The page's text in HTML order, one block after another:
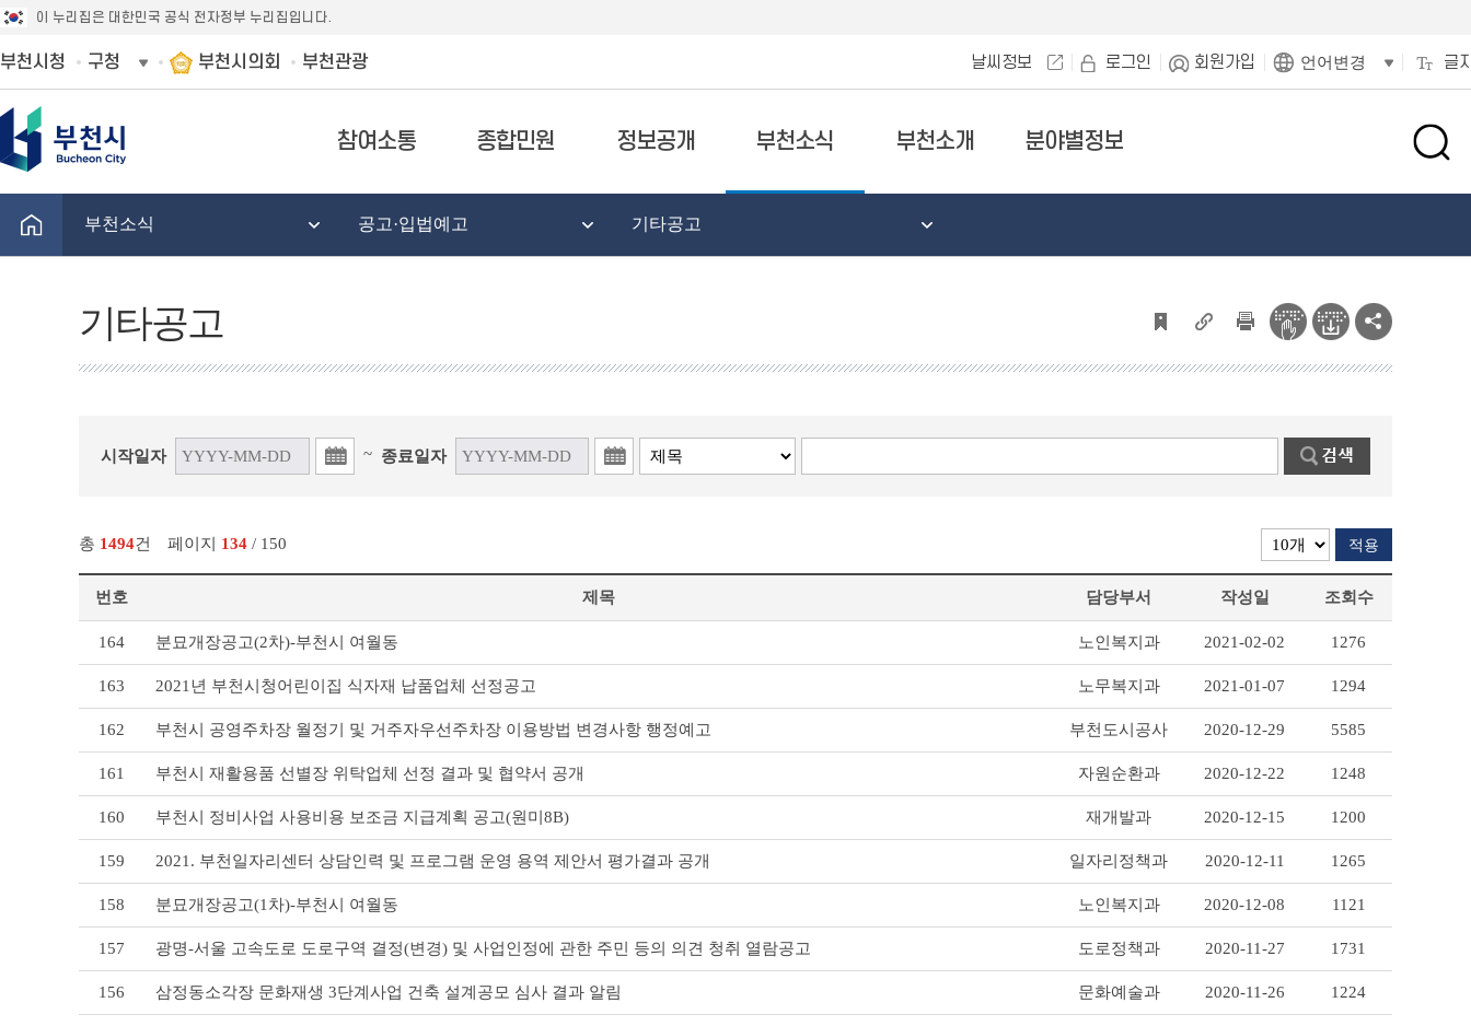
이 누리집은 대한민국 공식 전자정부 누리집입니다.
부천시청 구청 부천시의회 부천관광 날씨정보 로그인 회원가입 언어변경 글
참여소통 종합민원 정보공개 부천소식 부천소개 분야별정보
검
창
부천소식 공고·입법예고 기타공고
기타공고
시작일자 ~ 종료일자
총 1494건 페이지 134 / 150 적용
트
이
번호 제목 담당부서 작성일 조회수
164 분묘개장공고(2차)-부천시 여월동 노인복지과 2021-02-02 1276
163 2021년 부천시청어린이집 식자재 납품업체 선정공고 노무복지과 2021-01-07 1294
162 부천시 공영주차장 월정기 및 거주자우선주차장 이용방법 변경사항 행정예고 부천도시공사 2020-12-29 5585
161 부천시 재활용품 선별장 위탁업체 선정 결과 및 협약서 공개 자원순환과 2020-12-22 1248
160 부천시 정비사업 사용비용 보조금 지급계획 공고(원미8B) 재개발과 2020-12-15 1200
159 2021. 부천일자리센터 상담인력 및 프로그램 운영 용역 제안서 평가결과 공개 일자리정책과 2020-12-11 1265
158 분묘개장공고(1차)-부천시 여월동 노인복지과 2020-12-08 1121
157 광명-서울 고속도로 도로구역 결정(변경) 및 사업인정에 관한 주민 등의 의견 청취 열람공고 도로정책과 2020-11-27 1731
156 삼정동소각장 문화재생 3단계사업 건축 설계공모 심사 결과 알림 문화예술과 2020-11-26 1224